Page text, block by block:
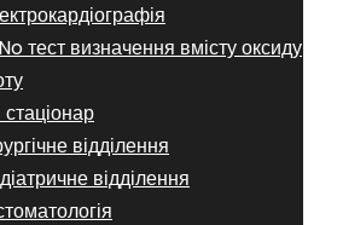
тест визначення вмісту оксиду
відділення
відділення